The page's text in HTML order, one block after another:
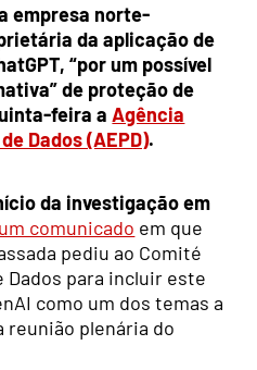
empresa norte-
da aplicação de
“por um possível
de proteção de
feira aAgência
Dados (AEPD).
da investigação em
comunicado em que
pediu ao Comité
Dados para incluir este
como um dos temas a
reunião plenária do